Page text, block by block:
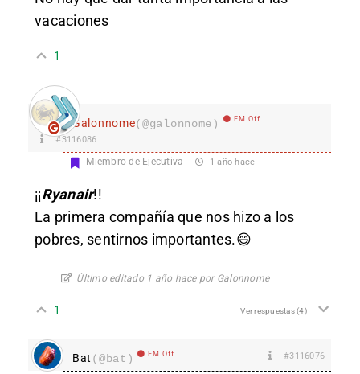
vacaciones
1
Galonnome(@galonnome) EM Off
#3116086
Miembro de Ejecutiva 1 año hace
¡¡Ryanair!!
La primera compañía que nos hizo a los
pobres, sentirnos importantes.😄
Último editado 1 año hace por Galonnome
1 Ver respuestas(4)
Bat (@bat) EM Off #3116076